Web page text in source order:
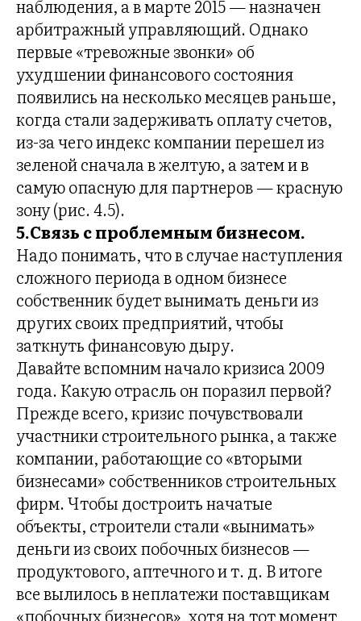
наблюдения, а в марте 2015 — назначен
арбитражный управляющий. Однако
первые «тревожные звонки» об
ухудшении финансового состояния
появились на несколько месяцев раньше,
когда стали задерживать оплату счетов,
из-за чего индекс компании перешел из
зеленой сначала в желтую, а затем и в
самую опасную для партнеров — красную
зону (рис. 4.5).
5.Связь с проблемным бизнесом.
Надо понимать, что в случае наступления
сложного периода в одном бизнесе
собственник будет вынимать деньги из
других своих предприятий, чтобы
заткнуть финансовую дыру.
Давайте вспомним начало кризиса 2009
года. Какую отрасль он поразил первой?
Прежде всего, кризис почувствовали
участники строительного рынка, а также
компании, работающие со «вторыми
бизнесами» собственников строительных
фирм. Чтобы достроить начатые
объекты, строители стали «вынимать»
деньги из своих побочных бизнесов —
продуктового, аптечного и т. д. В итоге
все вылилось в неплатежи поставщикам
«побочных бизнесов», хотя на тот момент